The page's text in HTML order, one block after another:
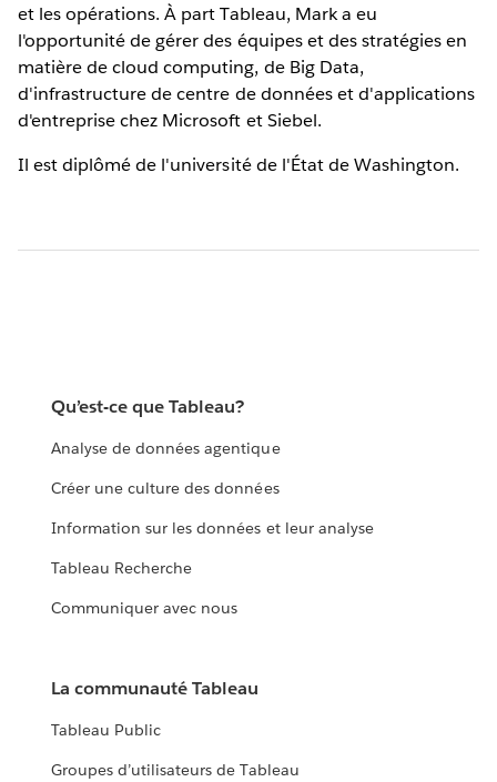
et les opérations. À part Tableau, Mark a eu
l'opportunité de gérer des équipes et des stratégies en
matière de cloud computing, de Big Data,
d'infrastructure de centre de données et d'applications
d'entreprise chez Microsoft et Siebel.
Il est diplômé de l'université de l'État de Washington.
Qu’est-ce que Tableau?
Analyse de données agentique
Créer une culture des données
Information sur les données et leur analyse
Tableau Recherche
Communiquer avec nous
La communauté Tableau
Tableau Public
Groupes d’utilisateurs de Tableau